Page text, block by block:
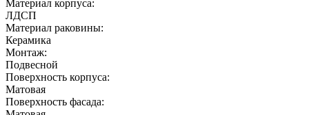
Материал корпуса:
ЛДСП
Материал раковины:
Керамика
Монтаж:
Подвесной
Поверхность корпуса:
Матовая
Поверхность фасада: